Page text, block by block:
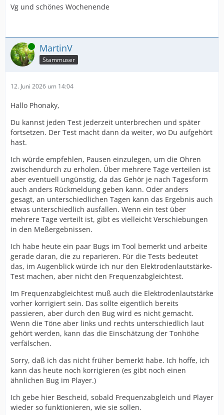
Vg und schönes Wochenende
Online MartinV
Stammuser
12. Juni 2026 um 14:04
Hallo Phonaky,
Du kannst jeden Test jederzeit unterbrechen und später
fortsetzen. Der Test macht dann da weiter, wo Du aufgehört
hast.
Ich würde empfehlen, Pausen einzulegen, um die Ohren
zwischendurch zu erholen. Über mehrere Tage verteilen ist
aber eventuell ungünstig, da das Gehör je nach Tagesform
auch anders Rückmeldung geben kann. Oder anders
gesagt, an unterschiedlichen Tagen kann das Ergebnis auch
etwas unterschiedlich ausfallen. Wenn ein test über
mehrere Tage verteilt ist, gibt es vielleicht Verschiebungen
in den Meßergebnissen.
Ich habe heute ein paar Bugs im Tool bemerkt und arbeite
gerade daran, die zu reparieren. Für die Tests bedeutet
das, im Augenblick würde ich nur den Elektrodenlautstärke-
Test machen, aber nicht den Frequenzabgleichtest.
Im Frequenzabgleichtest muß auch die Elektrodenlautstärke
vorher korrigiert sein. Das sollte eigentlich bereits
passieren, aber durch den Bug wird es nicht gemacht.
Wenn die Töne aber links und rechts unterschiedlich laut
gehört werden, kann das die Einschätzung der Tonhöhe
verfälschen.
Sorry, daß ich das nicht früher bemerkt habe. Ich hoffe, ich
kann das heute noch korrigieren (es gibt noch einen
ähnlichen Bug im Player.)
Ich gebe hier Bescheid, sobald Frequenzabgleich und Player
wieder so funktionieren, wie sie sollen.